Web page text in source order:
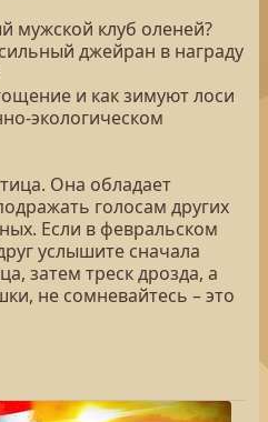
мужской клуб оленей?
джейран в награду
и как зимуют лоси
экологическом
Она обладает
голосам других
Если в февральском
услышите сначала
затем треск дрозда, а
не сомневайтесь – это